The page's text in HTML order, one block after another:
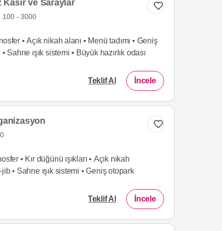
ve Saraylar
100 - 3000
• Açık nikah alanı • Menü tadımı • Geniş
Sahne ışık sistemi • Büyük hazırlık odası
Teklif Al İncele
• Kır düğünü ışıkları • Açık nikah
jib • Sahne ışık sistemi • Geniş otopark
Teklif Al İncele